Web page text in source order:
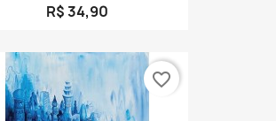
R$ 34,90
favorite_border